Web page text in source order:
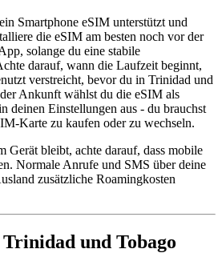
Smartphone eSIM unterstützt und
die eSIM am besten noch vor der
solange du eine stabile
darauf, wann die Laufzeit beginnt,
verstreicht, bevor du in Trinidad und
Ankunft wählst du die eSIM als
deinen Einstellungen aus - du brauchst
Karte zu kaufen oder zu wechseln.
Gerät bleibt, achte darauf, dass mobile
Normale Anrufe und SMS über deine
zusätzliche Roamingkosten
und Tobago